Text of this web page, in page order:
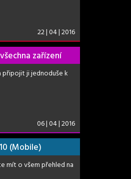
22 | 04 | 2016
zařízení
připojit ji jednoduše k
06 | 04 | 2016
(Mobile)
mít o všem přehled na